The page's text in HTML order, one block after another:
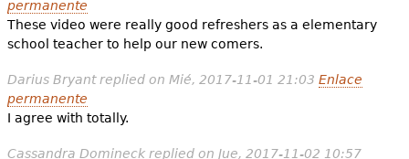
permanente
These video were really good refreshers as a elementary
school teacher to help our new comers.
Darius Bryantreplied on Mié, 2017-11-01 21:03 Enlace
permanente
I agree with totally.
Cassandra Domineckreplied on Jue, 2017-11-02 10:57